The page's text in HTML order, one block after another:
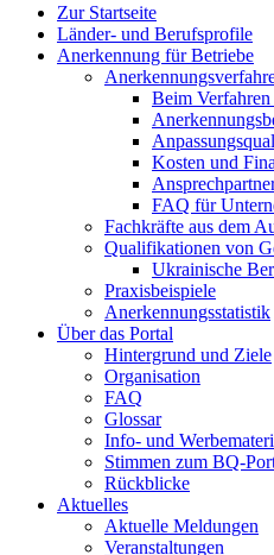
Zur Startseite
Länder- und Berufsprofile
Anerkennung für Betriebe
Beim Verfahren
Kosten und
FAQ für
Fachkräfte aus dem
Qualifikationen von
Ukrainische
Praxisbeispiele
Anerkennungsstatistik
Über das Portal
Hintergrund und Ziele
Organisation
FAQ
Glossar
Info- und
Stimmen zum BQ-
Rückblicke
Aktuelles
Aktuelle Meldungen
Veranstaltungen